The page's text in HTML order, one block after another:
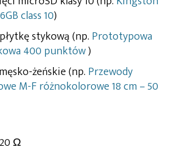
class 10)
stykową (np.Prototypowa
400 punktów)
żeńskie (np.Przewody
M-F różnokolorowe 18 cm – 50
Ω